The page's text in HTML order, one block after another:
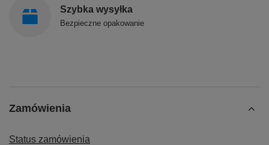
Szybka wysyłka
Bezpieczne opakowanie
Zamówienia
Status zamówienia